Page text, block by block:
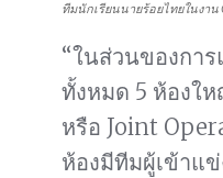
ทีมนักเรียนนายร้อยไทยในงาน
“ในส่วนของกา
ทั้งหมด 5 ห้องให
หรือ Joint
ห้องมีทีมผู้เข้าแ